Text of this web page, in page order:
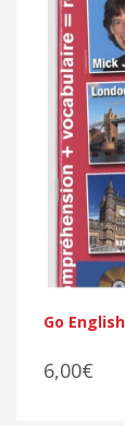
Go
6,00€